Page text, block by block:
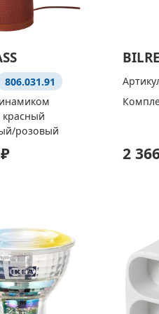
806.031.91
розовый
2